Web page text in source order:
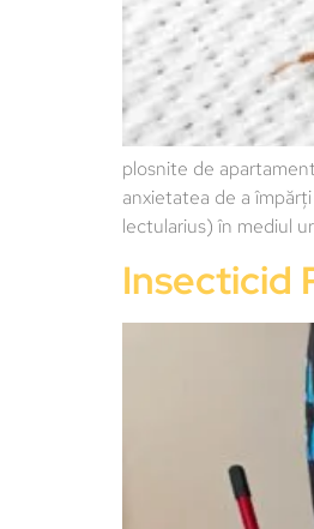
plosnite de
anxietatea de a
lectularius) în mediul
Insecticid